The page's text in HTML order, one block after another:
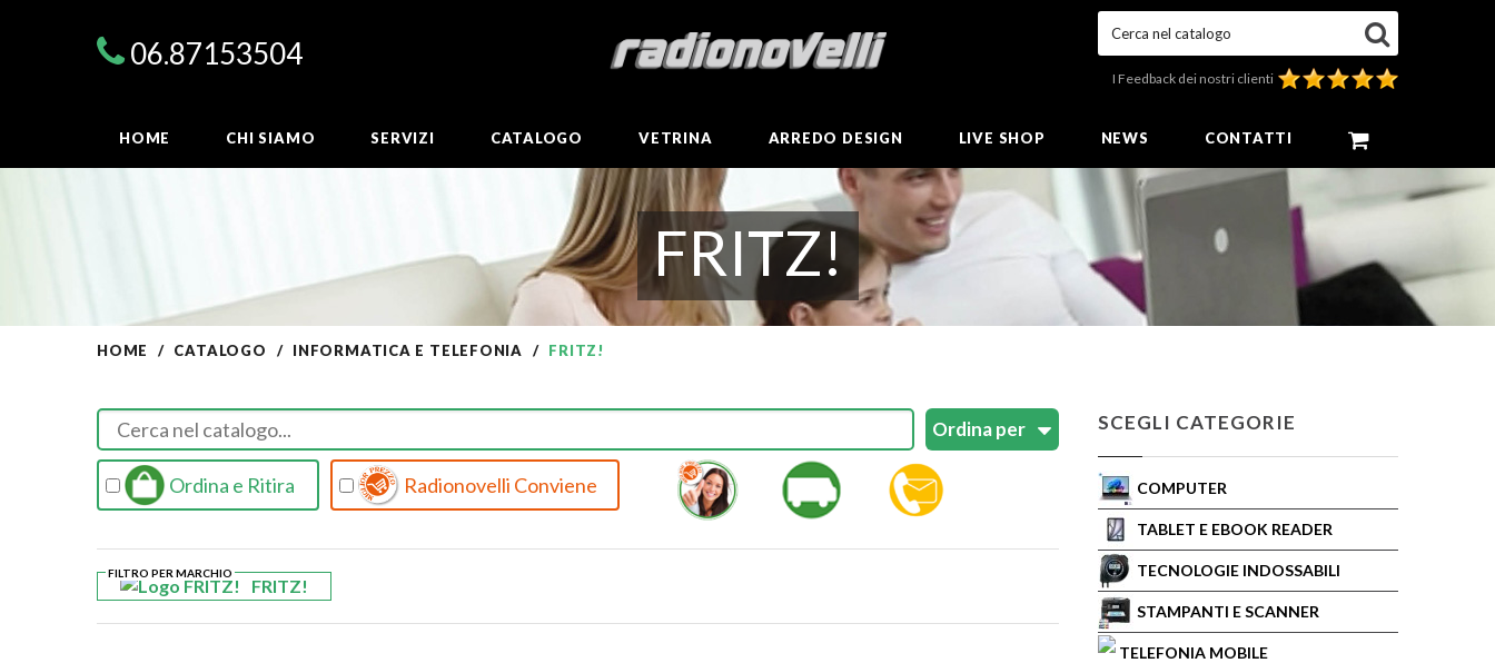
06.87153504
Cerca nel catalogo
I Feedback dei nostri clienti
HOME CHI SIAMO SERVIZI CATALOGO VETRINA ARREDO DESIGN LIVE SHOP NEWS CONTATTI
FRITZ!
HOME CATALOGO INFORMATICA E TELEFONIA FRITZ!
SCEGLI CATEGORIE
COMPUTER
TABLET E EBOOK READER
TECNOLOGIE INDOSSABILI
STAMPANTI E SCANNER
TELEFONIA MOBILE
Ordina e Ritira Radionovelli Conviene
FRITZ!
FILTRO PER MARCHIO